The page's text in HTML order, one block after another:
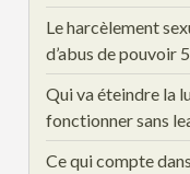
Le harcèlement
d’abus de pouvoir
Qui va éteindre la
fonctionner sans
Ce qui compte